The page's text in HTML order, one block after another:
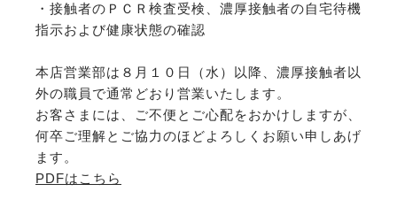
・接触者のＰＣＲ検査受検、濃厚接触者の自宅待機
指示および健康状態の確認
本店営業部は８月１０日（水）以降、濃厚接触者以
外の職員で通常どおり営業いたします。
お客さまには、ご不便とご心配をおかけしますが、
何卒ご理解とご協力のほどよろしくお願い申しあげ
ます。
PDFはこちら